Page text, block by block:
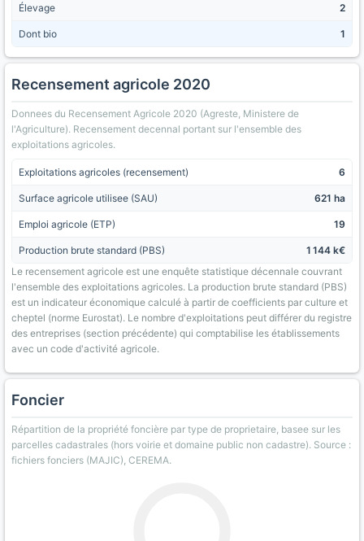
Élevage 2
Dont bio 1
Recensement agricole 2020
Donnees du Recensement Agricole 2020 (Agreste, Ministere de
l'Agriculture). Recensement decennal portant sur l'ensemble des
exploitations agricoles.
Exploitations agricoles (recensement) 6
Surface agricole utilisee (SAU) 621 ha
Emploi agricole (ETP) 19
Production brute standard (PBS)
1 144 k€
Le recensement agricole est une enquête statistique décennale couvrant
l'ensemble des exploitations agricoles. La production brute standard (PBS)
est un indicateur économique calculé à partir de coefficients par culture et
cheptel (norme Eurostat). Le nombre d'exploitations peut différer du registre
des entreprises (section précédente) qui comptabilise les établissements
avec un code d'activité agricole.
Foncier
Répartition de la propriété foncière par type de proprietaire, basee sur les
parcelles cadastrales (hors voirie et domaine public non cadastre). Source :
fichiers fonciers (MAJIC), CEREMA.